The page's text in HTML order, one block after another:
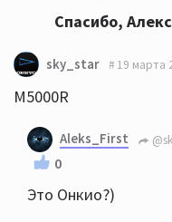
Спасибо,
sky_star 19 марта
M5000R
Aleks_First
0
Это Онкио?)